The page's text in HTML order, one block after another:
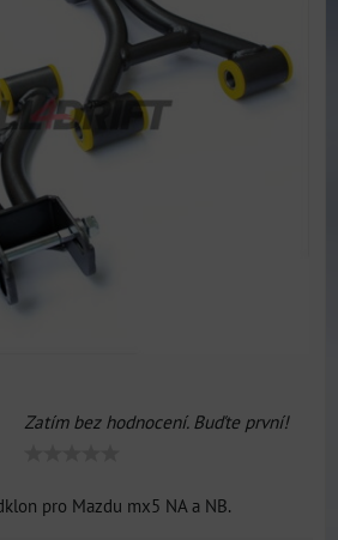
Zatím bez hodnocení. Buďte první!
pro Mazdu mx5 NA a NB.